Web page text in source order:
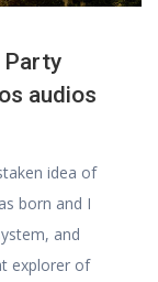
Party
audios
idea of
born and I
and
explorer of